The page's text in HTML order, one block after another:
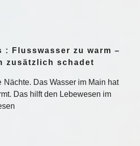
: Flusswasser zu warm –
zusätzlich schadet
Nächte. Das Wasser im Main hat
Das hilft den Lebewesen im